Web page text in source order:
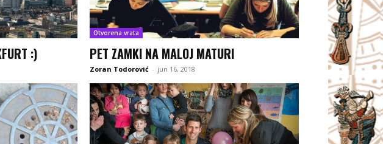
:)
Otvorena vrata
PET ZAMKI NA MALOJ MATURI
Zoran Todorović - jun 16, 2018